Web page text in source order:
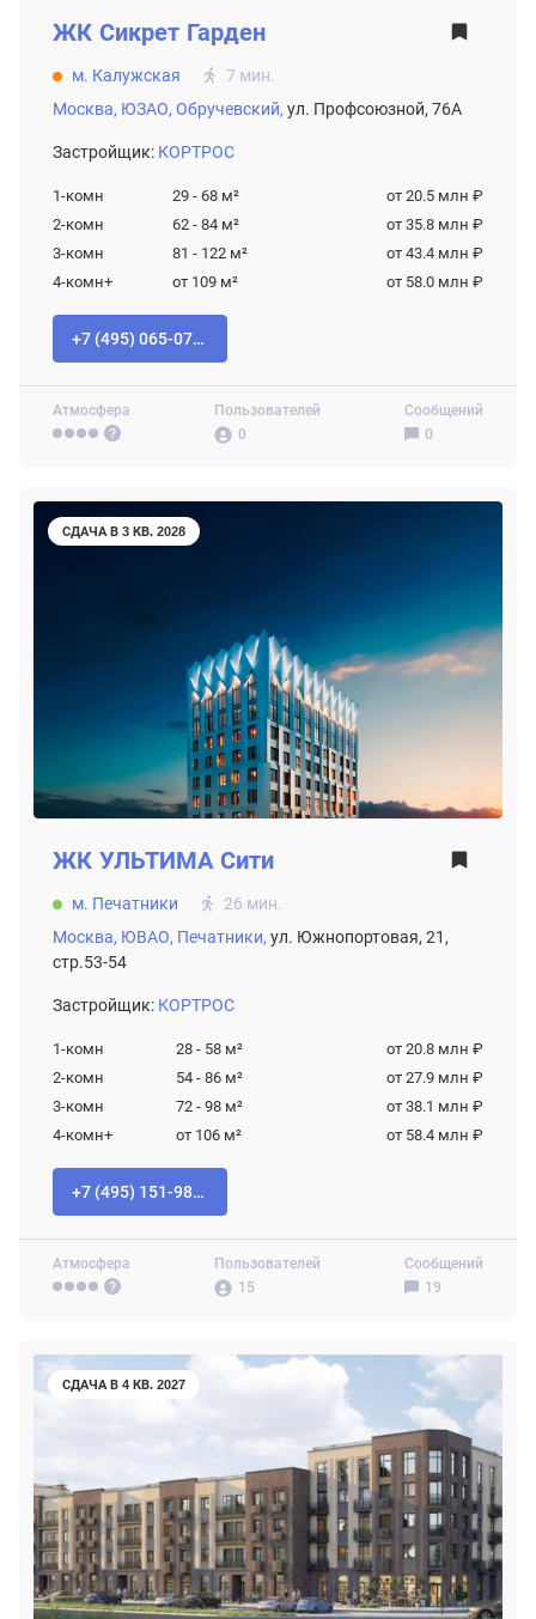
Атмосфера
Пользователей
0
Сообщений
0
ЖК Сикрет Гарден
м. Калужская
7 мин.
Москва, ЮЗАО, Обручевский, ул. Профсоюзной, 76А
Застройщик: КОРТРОС
1-комн 29 - 68 м²
от 20.5 млн ₽
2-комн
62 - 84 м²
от 35.8 млн ₽
3-комн
81 - 122 м²
от 43.4 млн ₽
4-комн+
от 109 м² от 58.0 млн ₽
+7 (495) 065-07-55
СДАЧА В 3 КВ. 2028
Атмосфера
Пользователей
15
Сообщений
19
ЖК УЛЬТИМА Сити
м. Печатники
26 мин.
Москва, ЮВАО, Печатники, ул. Южнопортовая, 21,
стр.53-54
Застройщик: КОРТРОС
1-комн 28 - 58 м²
от 20.8 млн ₽
2-комн
54 - 86 м²
от 27.9 млн ₽
3-комн
72 - 98 м²
от 38.1 млн ₽
4-комн+
от 106 м² от 58.4 млн ₽
+7 (495) 151-98-94
СДАЧА В 4 КВ. 2027